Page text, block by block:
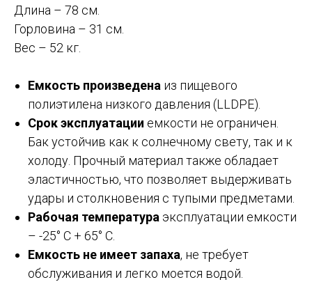
Длина – 78 см.
Горловина – 31 см.
Вес – 52 кг.
Емкость произведена из пищевого
полиэтилена низкого давления (LLDPE).
Срок эксплуатации емкости не ограничен.
Бак устойчив как к солнечному свету, так и к
холоду. Прочный материал также обладает
эластичностью, что позволяет выдерживать
удары и столкновения с тупыми предметами.
Рабочая температура эксплуатации емкости
– -25° C + 65° C.
Емкость не имеет запаха, не требует
обслуживания и легко моется водой.